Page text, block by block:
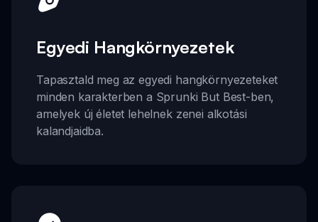
Egyedi Hangkörnyezetek
Tapasztald meg az egyedi hangkörnyezeteket
minden karakterben a Sprunki But Best-ben,
amelyek új életet lehelnek zenei alkotási
kalandjaidba.